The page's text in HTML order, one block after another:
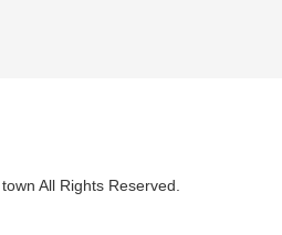
All Rights Reserved.